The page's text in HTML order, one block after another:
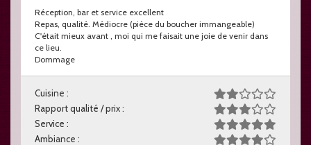
Réception, bar et service excellent
Repas, qualité. Médiocre (pièce du boucher immangeable)
C'était mieux avant , moi qui me faisait une joie de venir dans
ce lieu.
Dommage
Cuisine :
Rapport qualité / prix :
Service :
Ambiance :